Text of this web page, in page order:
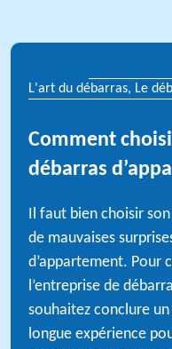
L'art du débarras, Le
Comment
débarras
Il faut bien choisir
de mauvaises
d’appartement. Pour
l’entreprise de
souhaitez conclure un
longue expérience